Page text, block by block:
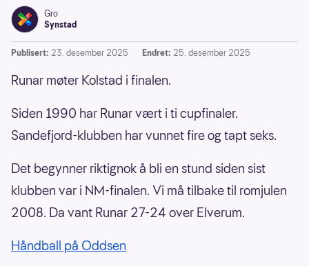
Gro
Synstad
Publisert: 23. desember 2025 Endret: 25. desember 2025
Runar møter Kolstad i finalen.
Siden 1990 har Runar vært i ti cupfinaler.
Sandefjord-klubben har vunnet fire og tapt seks.
Det begynner riktignok å bli en stund siden sist
klubben var i NM-finalen. Vi må tilbake til romjulen
2008. Da vant Runar 27-24 over Elverum.
Håndball på Oddsen